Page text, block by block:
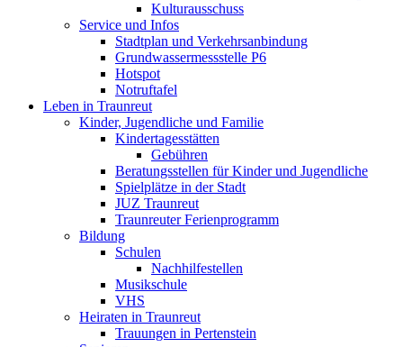
Kulturausschuss
Service und Infos
Stadtplan und Verkehrsanbindung
Grundwassermessstelle P6
Hotspot
Notruftafel
Leben in Traunreut
Kinder, Jugendliche und Familie
Kindertagesstätten
Gebühren
Beratungsstellen für Kinder und Jugendliche
Spielplätze in der Stadt
JUZ Traunreut
Traunreuter Ferienprogramm
Bildung
Schulen
Nachhilfestellen
Musikschule
VHS
Heiraten in Traunreut
Trauungen in Pertenstein